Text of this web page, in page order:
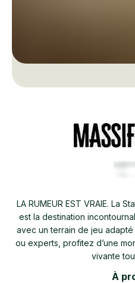
LA RUMEUR EST VRAIE. La
est la destination
avec un terrain de jeu
ou experts, profitez d’une
vivante
À